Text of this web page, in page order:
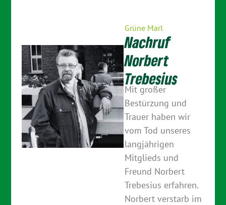
Grüne Marl
Nachruf
Norbert
Trebesius
Mit großer
Bestürzung und
Trauer haben wir
vom Tod unseres
langjährigen
Mitglieds und
Freund Norbert
Trebesius erfahren.
Norbert verstarb im